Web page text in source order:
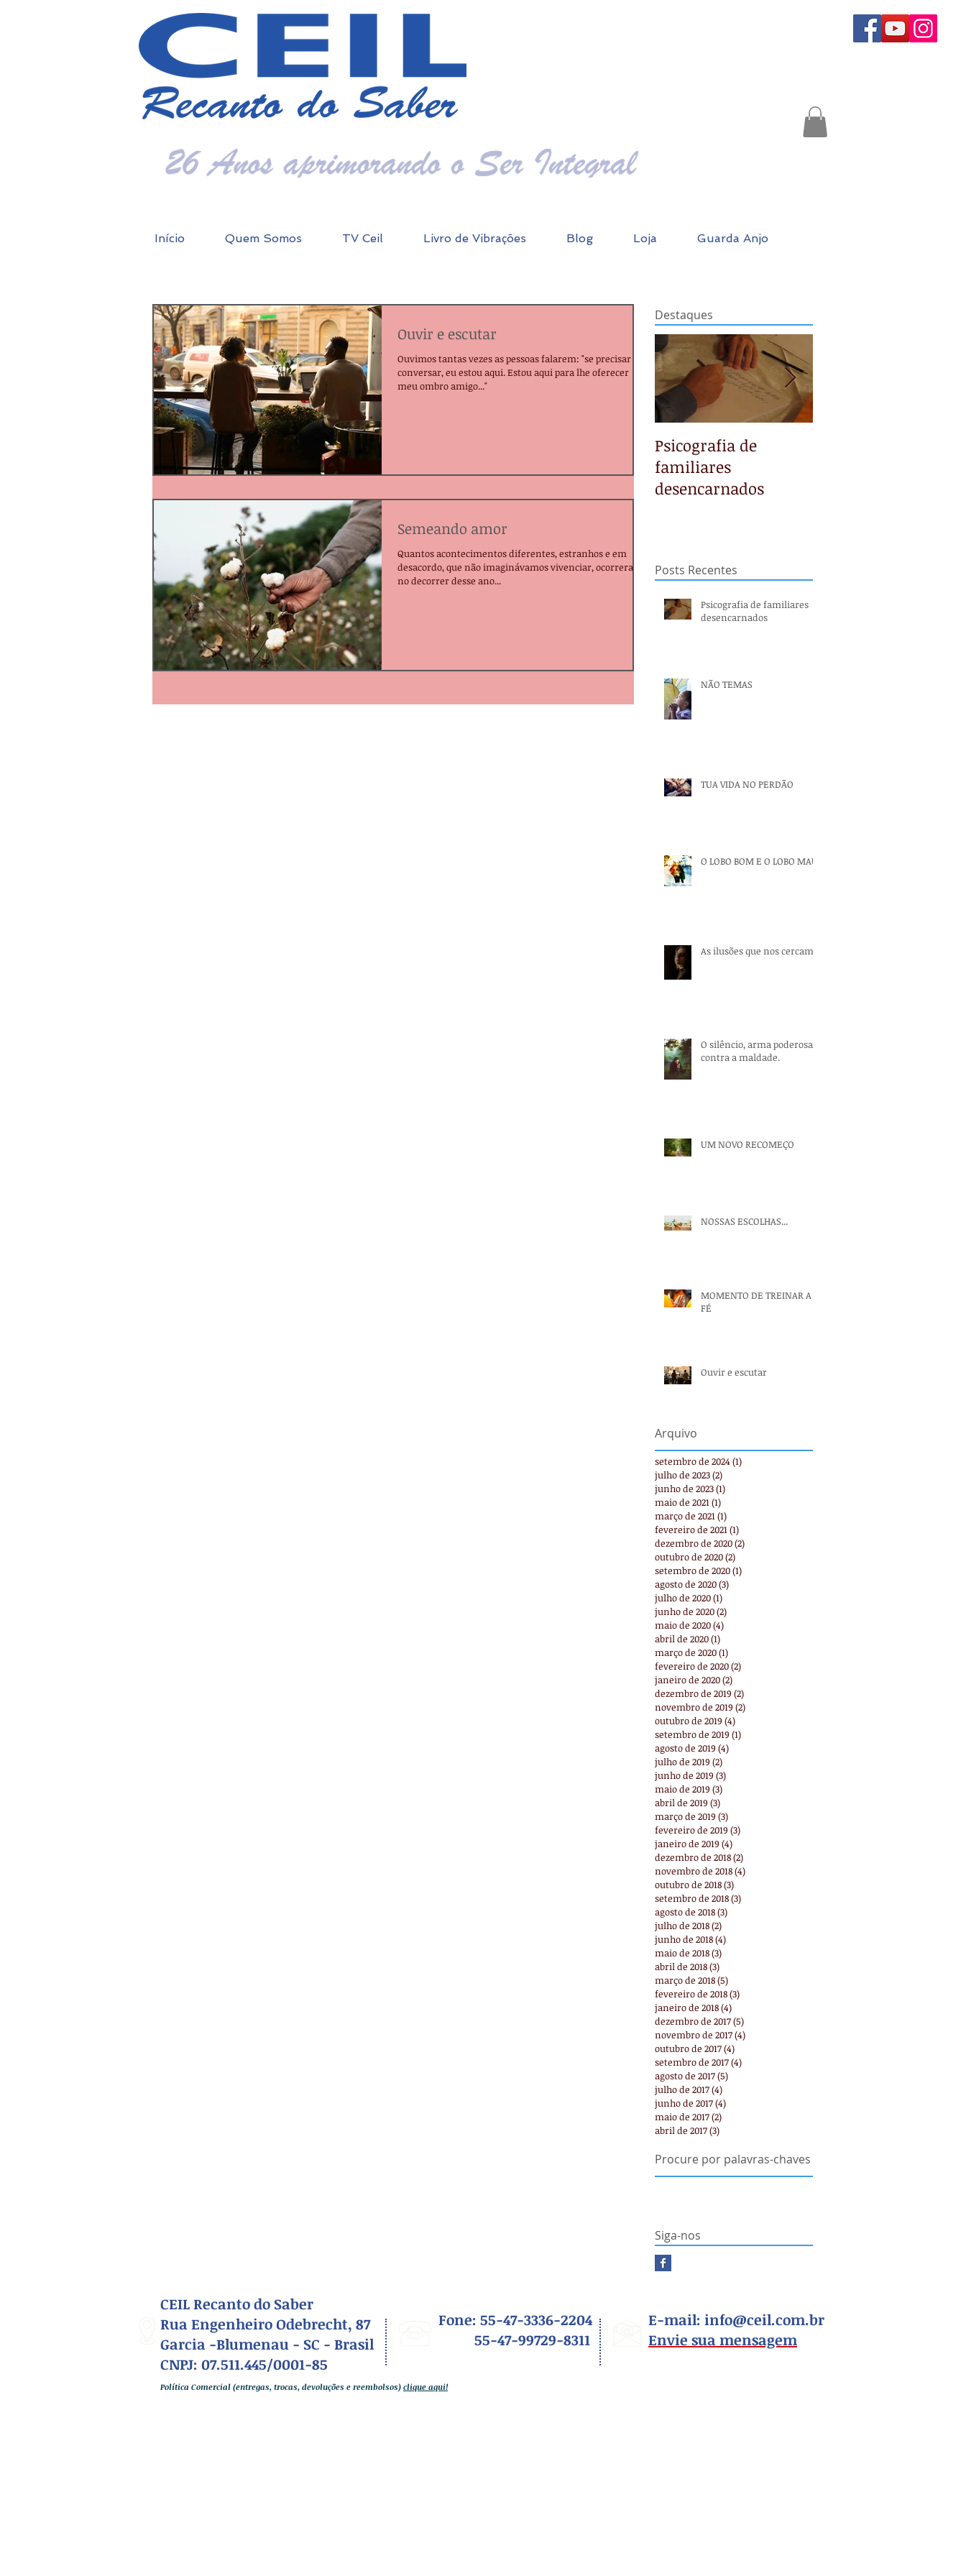
Início Quem Somos TV Ceil Livro de Vibrações Blog Loja Guarda Anjo
Ouvir e escutar
Ouvimos tantas vezes as pessoas falarem: "se precisar
conversar, eu estou aqui. Estou aqui para lhe oferecer
meu ombro amigo..."
Semeando amor
Quantos acontecimentos diferentes, estranhos e em
desacordo, que não imaginávamos vivenciar, ocorreram
no decorrer desse ano...
Destaques
Psicografia de
familiares
desencarnados
Posts Recentes
Psicografia de familiares
desencarnados
NÃO TEMAS
TUA VIDA NO PERDÃO
O LOBO BOM E O LOBO MAU
As ilusões que nos cercam.
O silêncio, arma poderosa
contra a maldade.
UM NOVO RECOMEÇO
NOSSAS ESCOLHAS...
MOMENTO DE TREINAR A
FÉ
Ouvir e escutar
Arquivo
setembro de 2024 (1)
julho de 2023(2)
junho de 2023(1)
maio de 2021(1)
março de 2021(1)
fevereiro de 2021(1)
dezembro de 2020(2)
outubro de 2020(2)
setembro de 2020(1)
agosto de 2020(3)
julho de 2020(1)
junho de 2020(2)
maio de 2020(4)
abril de 2020(1)
março de 2020(1)
fevereiro de 2020(2)
janeiro de 2020(2)
dezembro de 2019 (2)
novembro de 2019 (2)
outubro de 2019 (4)
setembro de 2019 (1)
agosto de 2019 (4)
julho de 2019 (2)
junho de 2019 (3)
maio de 2019 (3)
abril de 2019 (3)
março de 2019 (3)
fevereiro de 2019 (3)
janeiro de 2019 (4)
dezembro de 2018(2)
novembro de 2018(4)
outubro de 2018(3)
setembro de 2018(3)
agosto de 2018(3)
julho de 2018(2)
junho de 2018(4)
maio de 2018(3)
abril de 2018(3)
março de 2018(5)
fevereiro de 2018(3)
janeiro de 2018(4)
dezembro de 2017(5)
novembro de 2017(4)
outubro de 2017(4)
setembro de 2017(4)
agosto de 2017(5)
julho de 2017(4)
junho de 2017(4)
maio de 2017(2)
abril de 2017(3)
Procure por palavras-chaves
Siga-nos
CEIL Recanto do Saber
Rua Engenheiro Odebrecht, 87
Garcia -Blumenau - SC - Brasil
CNPJ: 07.511.445/0001-85
Política Comercial (entregas, trocas, devoluções e reembolsos) clique aqui!
Fone: 55-47-3336-2204
55-47-99729-8311
E-mail: info@ceil.com.br
Envie sua mensagem